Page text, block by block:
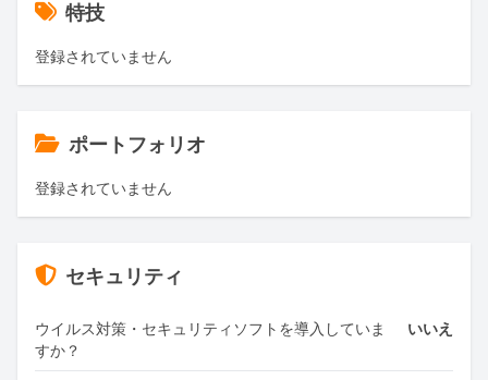
特技
登録されていません
ポートフォリオ
登録されていません
セキュリティ
ウイルス対策・セキュリティソフトを導入していま
すか？
いいえ